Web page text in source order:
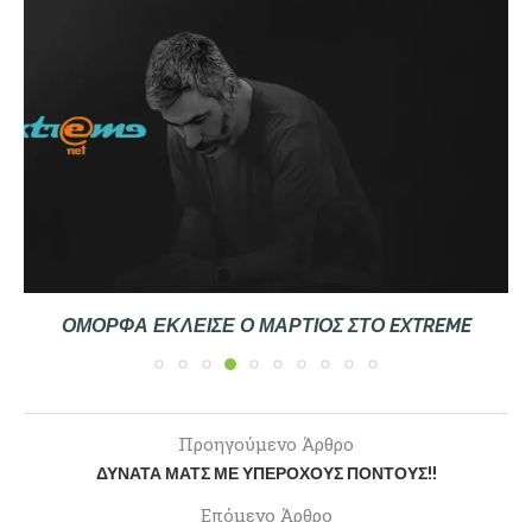
ΌΜΟΡΦΑ ΈΚΛΕΙΣΕ Ο ΜΆΡΤΙΟΣ ΣΤΟ EXTREME
Προηγούμενο Άρθρο
ΔΥΝΑΤΆ ΜΑΤΣ ΜΕ ΥΠΈΡΟΧΟΥΣ ΠΌΝΤΟΥΣ!!
Επόμενο Άρθρο